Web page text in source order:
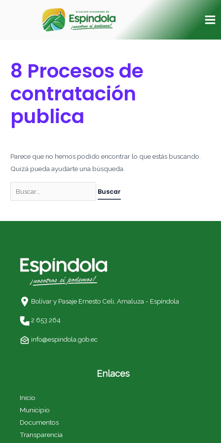
8 Procesos de
contratación
publica
Parece que no hemos podido encontrar lo que estás buscando.
Quizá pueda ayudarte una búsqueda.
Bolívar y Pasaje Ernesto Celi, Amaluza - Espíndola
2 653 264
info@espindola.gob.ec
Enlaces
Inicio
Municipio
Documentos
Transparencia